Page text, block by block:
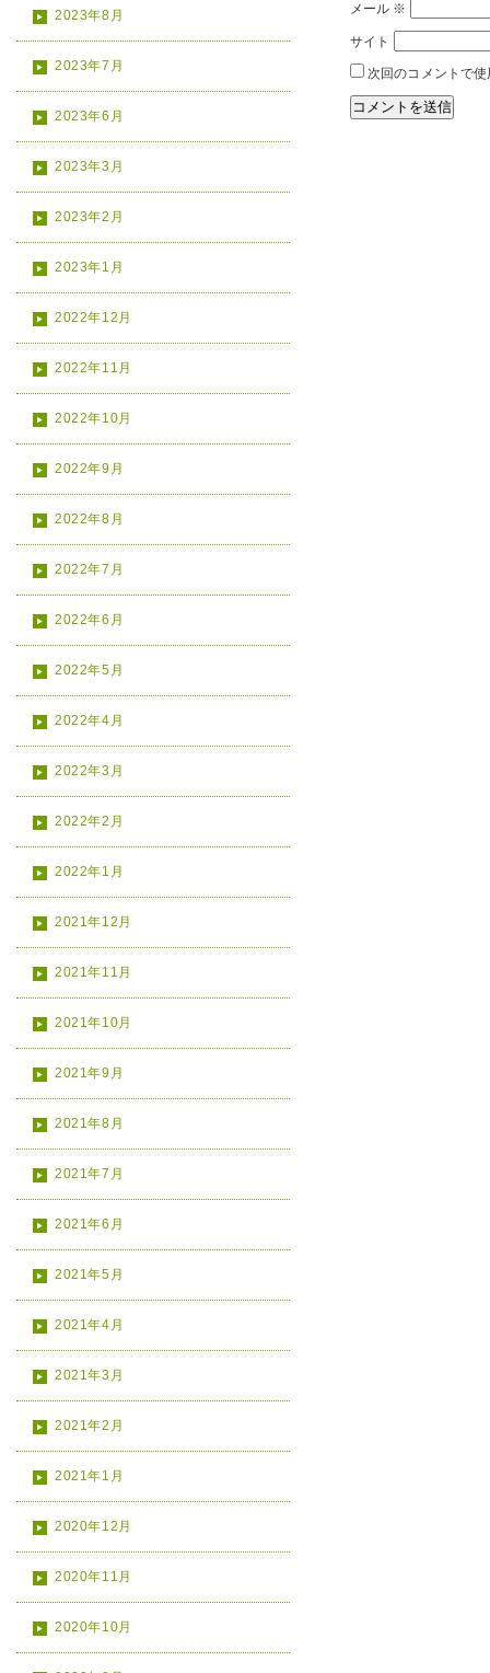
2023年8月
2023年7月
2023年6月
2023年3月
2023年2月
2023年1月
2022年12月
2022年11月
2022年10月
2022年9月
2022年8月
2022年7月
2022年6月
2022年5月
2022年4月
2022年3月
2022年2月
2022年1月
2021年12月
2021年11月
2021年10月
2021年9月
2021年8月
2021年7月
2021年6月
2021年5月
2021年4月
2021年3月
2021年2月
2021年1月
2020年12月
2020年11月
2020年10月
メール ※
サイト
次回のコメントで